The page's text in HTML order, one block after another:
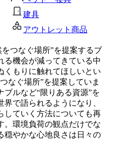
建具
アウトレット商品
をつなぐ場所”を提案するブ
る機会が減ってきている中
くもりに触れてほしいとい
なぐ場所”を提案していま
ルなど“限りある資源”を
で語られるようになり、
していく方法についても再
。環境負荷の観点だけでな
穏やかな心地良さは日々の